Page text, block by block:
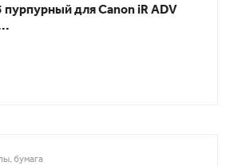
пурпурный для Canon iR ADV
бумага